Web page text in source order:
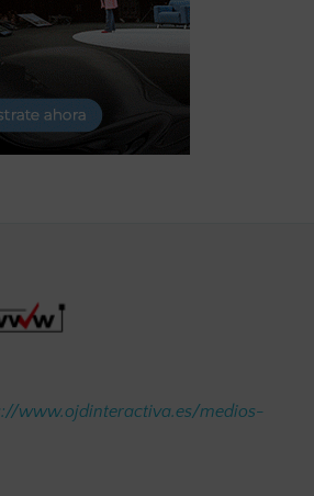
www.ojdinteractiva.es/medios-